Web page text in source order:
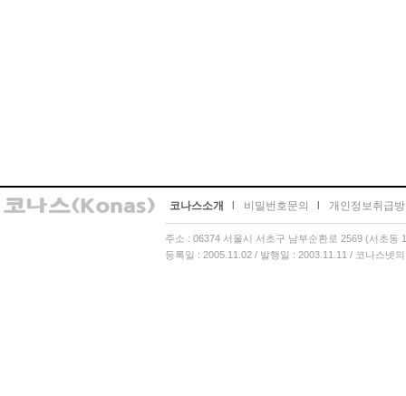
코나스소개 비밀번호문의 개인정보취급
주소 : 06374 서울시 서초구 남부순환로 2569 (서초
등록일 : 2005.11.02 / 발행일 : 2003.11.11 / 코나스넷